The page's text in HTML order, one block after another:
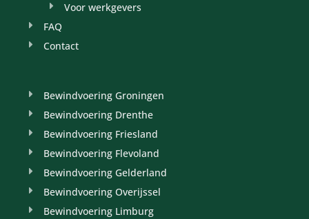
Voor werkgevers
FAQ
Contact
Bewindvoering Groningen
Bewindvoering Drenthe
Bewindvoering Friesland
Bewindvoering Flevoland
Bewindvoering Gelderland
Bewindvoering Overijssel
Bewindvoering Limburg